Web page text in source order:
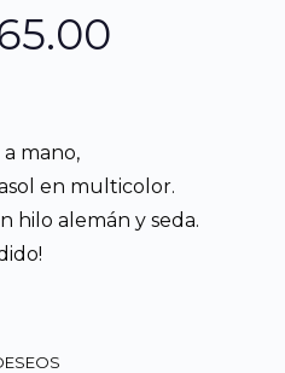
es:
mano,
en multicolor.
hilo alemán y seda.